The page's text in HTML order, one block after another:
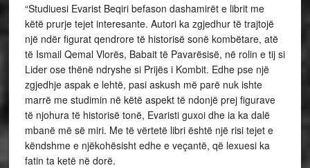
“Studiuesi Evarist Beqiri befason dashamirët e librit me
këtë prurje tejet interesante. Autori ka zgjedhur të trajtojë
një ndër figurat qendrore të historisë sonë kombëtare, atë
të Ismail Qemal Vlorës, Babait të Pavarësisë, në rolin e tij si
Lider ose thënë ndryshe si Prijës i Kombit. Edhe pse një
zgjedhje aspak e lehtë, pasi askush më parë nuk ishte
marrë me studimin në këtë aspekt të ndonjë prej figurave
të njohura të historisë tonë, Evaristi guxoi dhe ia ka dalë
mbanë më së miri. Me të vërtetë libri është një risi tejet e
këndshme e njëkohësisht edhe e veçantë, që lexuesi ka
fatin ta ketë në dorë.